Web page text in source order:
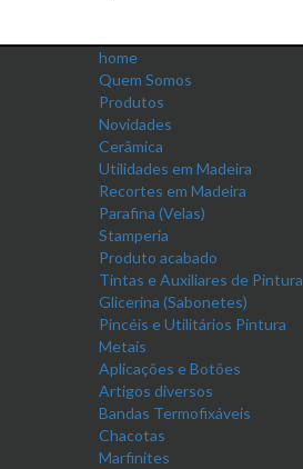
home
Quem Somos
Produtos
Novidades
Cerâmica
Utilidades em Madeira
Recortes em Madeira
Parafina (Velas)
Stamperia
Produto acabado
Tintas e Auxiliares de Pintura
Glicerina (Sabonetes)
Pincéis e Utilitários Pintura
Metais
Aplicações e Botões
Artigos diversos
Bandas Termofixáveis
Chacotas
Marfinites